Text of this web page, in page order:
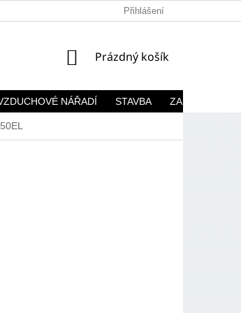
Přihlášení
NÁKUPNÍ
Prázdný košík
NÁŘADÍ STAVBA ZAHRADA